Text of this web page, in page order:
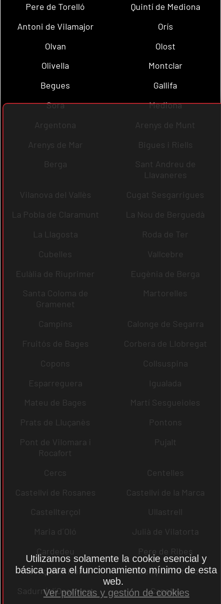
Pere de Torelló
Quintí de Mediona
Antoni de Vilamajor
Orís
Olvan
Olost
Olivella
Montclar
Begues
Gallifa
Sora
Mediona
Argentona
Arenys de Munt
Arenys de Mar
Bigues i Riells
Berga
Sant Andreu de
Llavaneres
Vilanova del Vallès
Cugat Sesgarrigues
La Pobla de Claramunt
La Nou de Berguedà
La Llagosta
Roda de Ter
Cubelles
Vallcebre
Eulàlia de Riuprimer
Eugènia de Berga
Santa Coloma de
Gramenet
Martorelles
Campins
Calonge de Segarra
Fruitós de Bages
Corbera de Llobregat
Copons
Collsuspina
Esparreguera
Igualada
Mateu de Bages
Martí Sesgueioles
Prats de Lluçanès
Pontons
Pont de Vilomara i
Rocafort
Pujalt
Cercs
Centelles
Castellví de Rosanes
Castellví de la Marca
Castellterçol
Ullastrell
Maria d´Oló
Julià de Vilatorta
Cardedeu
Pere de Ribes
Vicenç dels Horts
Vicenç de Torelló
Sadurní d´Osormort
Capolat
Utilizamos solamente la cookie esencial y
básica para el funcionamiento mínimo de esta
web.
Ver políticas y gestión de cookies